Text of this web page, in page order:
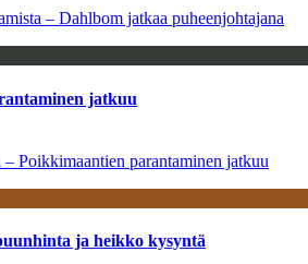
– Dahlbom jatkaa puheenjohtajana
jatkuu
Poikkimaantien parantaminen jatkuu
ja heikko kysyntä